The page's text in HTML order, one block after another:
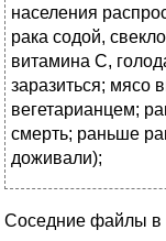
населения
рака содой,
витамина С,
заразиться; мясо
вегетарианцем;
смерть; раньше
доживали);
Соседние файлы в